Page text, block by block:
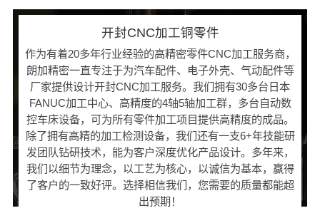
开封CNC加工铜零件
作为有着20多年行业经验的高精密零件CNC加工服务商，
朗加精密一直专注于为汽车配件、电子外壳、气动配件等
厂家提供设计开封CNC加工服务。我们拥有30多台日本
FANUC加工中心、高精度的4轴5轴加工群，多台自动数
控车床设备，可为所有零件加工项目提供高精度的成品。
除了拥有高精的加工检测设备，我们还有一支6+年技能研
发团队钻研技术，能为客户深度优化产品设计。多年来，
我们以细节为理念，以工艺为核心，以诚信为基本，赢得
了客户的一致好评。选择相信我们，您需要的质量都能超
出预期！